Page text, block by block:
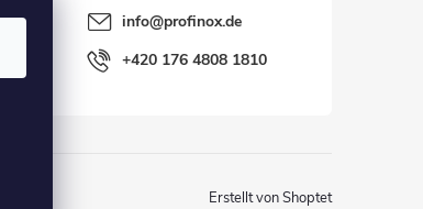
info@profinox.de
+420 176 4808 1810
Erstellt von Shoptet